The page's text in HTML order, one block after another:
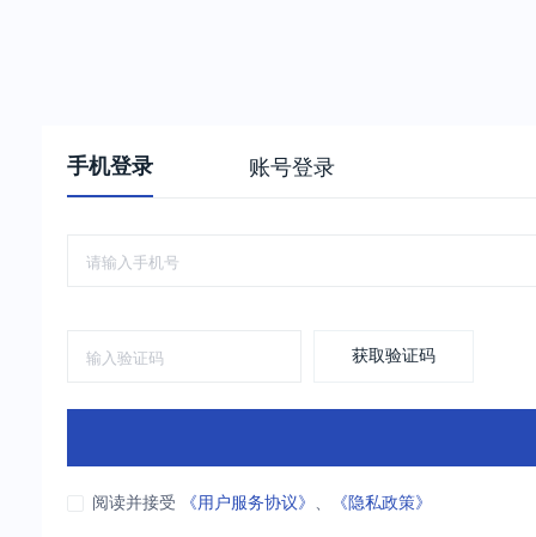
手机登录 账号登录
获取验证码
阅读并接受 《用户服务协议》 、 《隐私政策》